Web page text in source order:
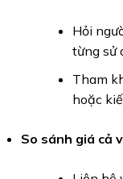
Hỏi
từng sử
Tham
hoặc
So sánh giá cả